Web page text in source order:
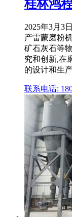
桂林鸿
2025年3月3
产雷蒙磨粉
矿石灰石等
究和创新,在
的设计和生
联系电话: